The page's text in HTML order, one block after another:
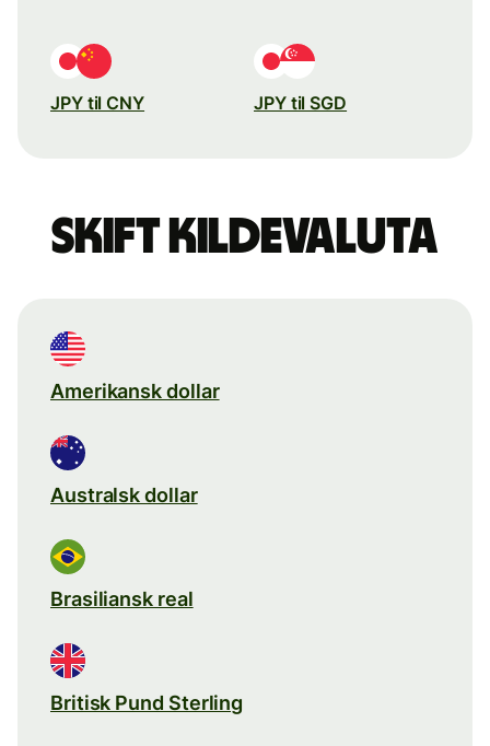
JPY til CNY JPY til SGD
Skift kildevaluta
Amerikansk dollar
Australsk dollar
Brasiliansk real
Britisk Pund Sterling